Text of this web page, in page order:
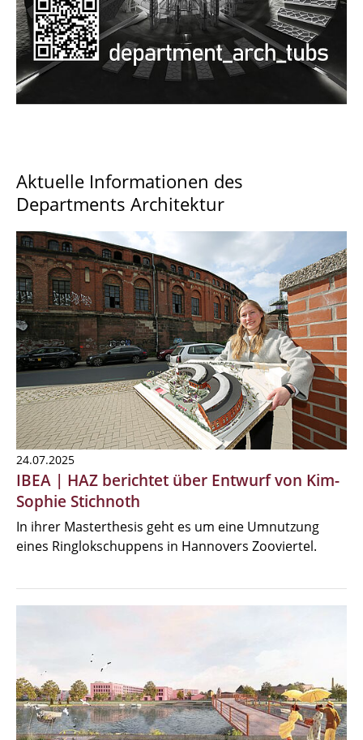
Aktuelle Informationen des
Departments Architektur
24.07.2025
IBEA | HAZ berichtet über Entwurf von Kim-
Sophie Stichnoth
In ihrer Masterthesis geht es um eine Umnutzung
eines Ringlokschuppens in Hannovers Zooviertel.